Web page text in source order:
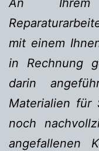
mit einem
in Rechnung
darin
Materialien für
noch
angefallenen